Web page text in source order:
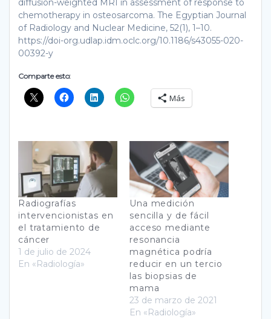
diffusion-weighted MRI in assessment of response to
chemotherapy in osteosarcoma. The Egyptian Journal
of Radiology and Nuclear Medicine, 52(1), 1–10.
https://doi-org.udlap.idm.oclc.org/10.1186/s43055-020-
00392-y
Comparte esto:
Más
Radiografías
intervencionistas en
el tratamiento de
cáncer
1 de julio de 2024
En «Radiología»
Una medición
sencilla y de fácil
acceso mediante
resonancia
magnética podría
reducir en un tercio
las biopsias de
mama
23 de marzo de 2021
En «Radiología»